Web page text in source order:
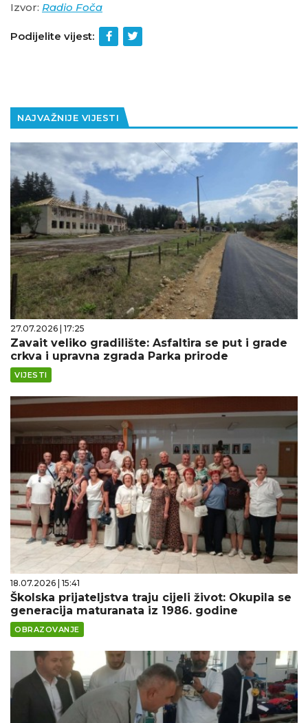
Izvor: Radio Foča
Podijelite vijest:
NAJVAŽNIJE VIJESTI
27.07.2026 | 17:25
Zavait veliko gradilište: Asfaltira se put i grade
crkva i upravna zgrada Parka prirode
VIJESTI
18.07.2026 | 15:41
Školska prijateljstva traju cijeli život: Okupila se
generacija maturanata iz 1986. godine
OBRAZOVANJE